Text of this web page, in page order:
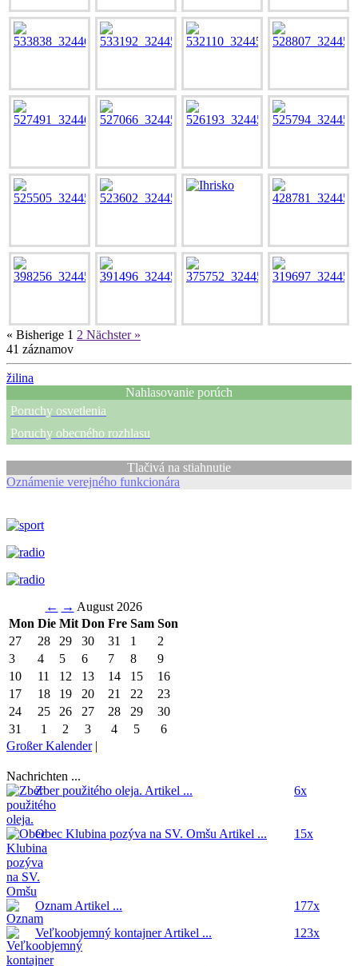
« Bisherige 1 2 Nächster »
41 záznamov
žilina
Nahlasovanie porúch
Poruchy osvetlenia
Poruchy obecného rozhlasu
Tlačivá na stiahnutie
Oznámenie verejného funkcionára
← → August 2026
Mon Die Mit Don Fre Sam Son
27
28 29 30 31 1
2
3
4 5 6 7 8
9
10
11 12 13 14 15
16
17
18 19 20 21 22
23
24
25 26 27 28 29
30
31
1 2 3 4 5
6
Großer Kalender|
Nachrichten ...
Zber použitého oleja. Artikel ... 6x
Obec Klubina pozýva na SV. Omšu Artikel ... 15x
Oznam Artikel ...
177x
Veľkoobjemný kontajnerArtikel ... 123x